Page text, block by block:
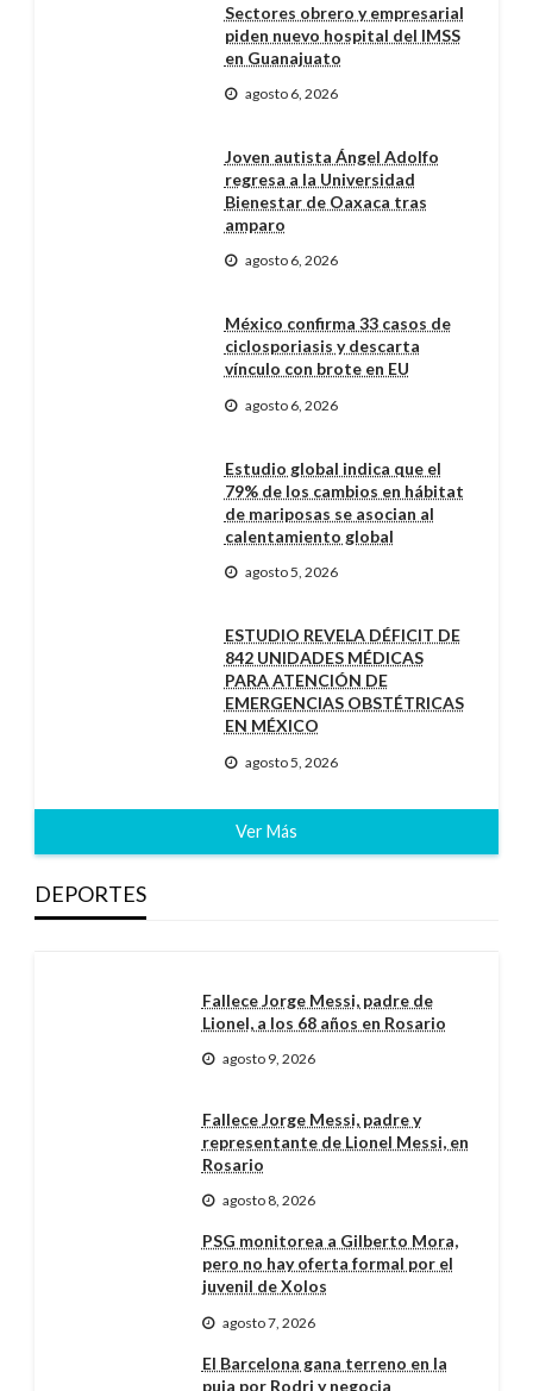
Sectores obrero y empresarial
piden nuevo hospital del IMSS
en Guanajuato
agosto 6, 2026
Joven autista Ángel Adolfo
regresa a la Universidad
Bienestar de Oaxaca tras
amparo
agosto 6, 2026
México confirma 33 casos de
ciclosporiasis y descarta
vínculo con brote en EU
agosto 6, 2026
Estudio global indica que el
79% de los cambios en hábitat
de mariposas se asocian al
calentamiento global
agosto 5, 2026
ESTUDIO REVELA DÉFICIT DE
842 UNIDADES MÉDICAS
PARA ATENCIÓN DE
EMERGENCIAS OBSTÉTRICAS
EN MÉXICO
agosto 5, 2026
Ver Más
DEPORTES
Fallece Jorge Messi, padre de
Lionel, a los 68 años en Rosario
agosto 9, 2026
Fallece Jorge Messi, padre y
representante de Lionel Messi, en
Rosario
agosto 8, 2026
PSG monitorea a Gilberto Mora,
pero no hay oferta formal por el
juvenil de Xolos
agosto 7, 2026
El Barcelona gana terreno en la
puja por Rodri y negocia